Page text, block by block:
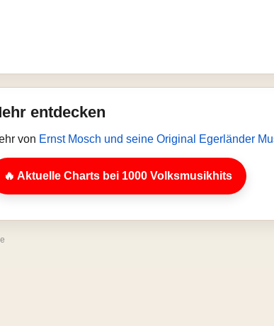
entdecken
von Ernst Mosch und seine Original Egerländer
🔥 Aktuelle Charts bei 1000 Volksmusikhits